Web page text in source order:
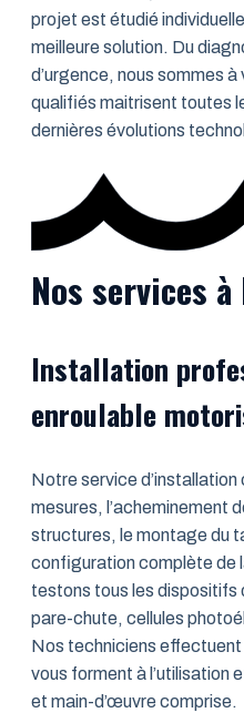
projet est étudié
meilleure solution. Du
d’urgence, nous sommes
qualifiés maitrisent toutes
dernières évolutions
Nos services à
Installation
enroulable
Notre service d’installation
mesures, l’acheminement
structures, le montage du
configuration complète de
testons tous les dispositifs
pare-chute, cellules
Nos techniciens
vous forment à l’utilisation
et main-d’œuvre comprise.